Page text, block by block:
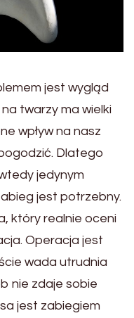
jest wygląd
twarzy ma wielki
wpływ na nasz
Dlatego
jedynym
jest potrzebny.
który realnie oceni
Operacja jest
wada utrudnia
nie zdaje sobie
jest zabiegiem